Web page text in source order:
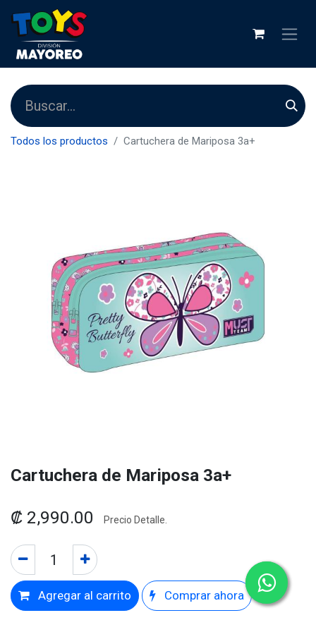
Todos los productos Cartuchera de Mariposa 3a+
Cartuchera de Mariposa 3a+
₡ 2,990.00 Precio Detalle.
Agregar al carrito Comprar ahora